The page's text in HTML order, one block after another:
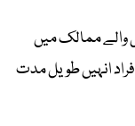
والے ممالک میں
انہیں طویل مدت